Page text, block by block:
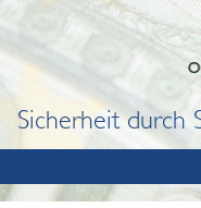
Sicherheit durch